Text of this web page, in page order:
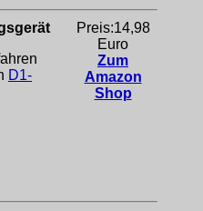
D1-
Preis:14,98
Euro
Zum
Amazon
Shop